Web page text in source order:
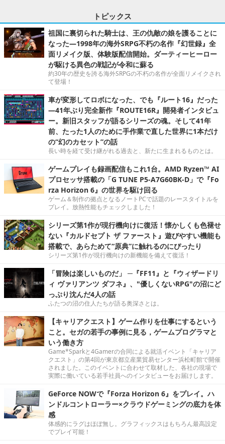
トピックス
祖国に裏切られた騎士は、王の仇敵の娘を護ることに
なった―1998年の海外SRPG不朽の名作『幻世録』全
面リメイク版、体験版配信開始。ダーティーヒーロー
が駆ける異色の戦記が令和に蘇る
約30年の歴史を誇る海外SRPGの不朽の名作が全面リメイクされ
て登場！
車が変形してロボになった、でも『ルート16』だった
―41年ぶり完全新作『ROUTE16R』開発者インタビュ
ー。新旧スタッフが語るシリーズの魂。そして41年
前、たった1人のために手作業で直した世界に1本だけ
の“幻のカセット”の話
長い時を経て受け継がれる過去と、新たに生まれるものとは。
ゲームプレイも録画配信もこれ1台。AMD Ryzen™ AI
プロセッサ搭載の「G TUNE P5-A7G60BK-D」で『Fo
rza Horizon 6』の世界を駆け回る
ゲーム＆制作の拠点となるノートPCで話題のレースタイトルを
プレイ。放熱性能もチェックしました！
シリーズ第1作が現行機向けに復活！懐かしくも色褪せ
ない『カルドセプト ザ ファースト』遊びやすい機能も
搭載で、あらためて“原典”に触れるのにぴったり
シリーズ第1作が現行機向けの新機能を備えて復活！
「冒険は楽しいものだ」 ─『FF11』と『ウィザードリ
ィ ヴァリアンツ ダフネ』、"優しくないRPG"の沼にど
っぷり沈んだ4人の話
ふたつの沼の住人たちが語る奥深さとは。
【キャリアクエスト】ゲーム作りを仕事にするという
こと。セガの若手の事例に見る，ゲームプログラマと
いう働き方
Game*Sparkと4Gamerの合同による就活イベント「キャリア
クエスト」の第4回が東京都立産業貿易センター浜松町館で開催
されました。このイベントに合わせて取材した、各社の現場で
実際に働いている若手社員へのインタビューをお届けします。
GeForce NOWで『Forza Horizon 6』をプレイ。ハ
ンドルコントローラー×クラウドゲーミングの底力を体
感
体感的にラグはほぼ無し。グラフィックスはもちろん最高設定
でプレイ可能！